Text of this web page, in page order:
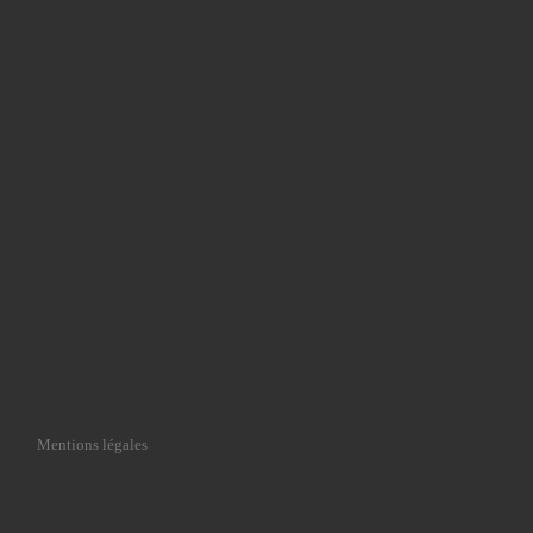
Mentions légales